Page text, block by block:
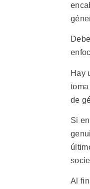
Hay
de
Si
Al